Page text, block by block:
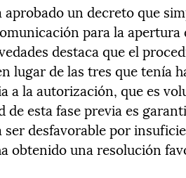
aprobado un decreto que
para la
destaca que el
lugar de las tres que tenía
a la autorización, que es
esta fase previa es
desfavorable por
obtenido una resolución